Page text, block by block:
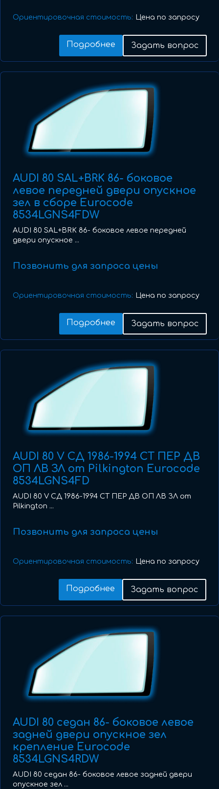
Ориентировочная стоимость: Цена по запросу
Подробнее Задать вопрос
AUDI 80 SAL+BRK 86- боковое
левое передней двери опускное
зел в сборе Eurocode
8534LGNS4FDW
AUDI 80 SAL+BRK 86- боковое левое передней
двери опускное ...
Позвонить для запроса цены
Ориентировочная стоимость: Цена по запросу
Подробнее Задать вопрос
AUDI 80 V СД 1986-1994 СТ ПЕР ДВ
ОП ЛВ ЗЛ от Pilkington Eurocode
8534LGNS4FD
AUDI 80 V СД 1986-1994 СТ ПЕР ДВ ОП ЛВ ЗЛ от
Pilkington ...
Позвонить для запроса цены
Ориентировочная стоимость: Цена по запросу
Подробнее Задать вопрос
AUDI 80 седан 86- боковое левое
задней двери опускное зел
крепление Eurocode
8534LGNS4RDW
AUDI 80 седан 86- боковое левое задней двери
опускное зел ...